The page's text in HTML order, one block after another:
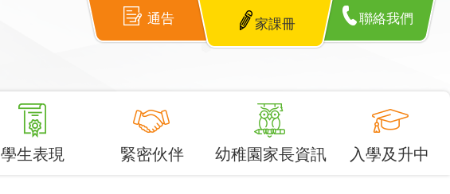
通告 家課冊 聯絡我們
學生表現 緊密伙伴 幼稚園家長資訊 入學及升中